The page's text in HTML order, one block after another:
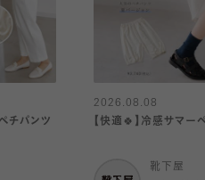
チパンツ
2026.08.08
【快適🍀】冷感サマー
靴下屋